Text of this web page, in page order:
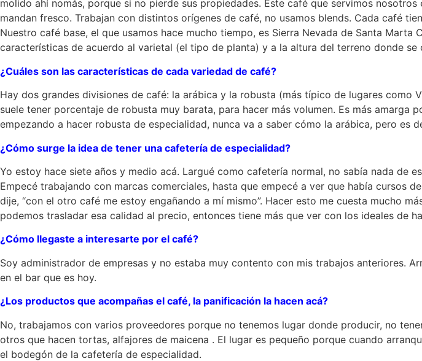
molido ahí nomás, porque si no pierde sus propiedades. Este café que servimos
mandan fresco. Trabajan con distintos orígenes de café, no usamos blends. Cada café
Nuestro café base, el que usamos hace mucho tiempo, es Sierra Nevada de Santa
características de acuerdo al varietal (el tipo de planta) y a la altura del terreno donde
¿Cuáles son las características de cada variedad de café?
Hay dos grandes divisiones de café: la arábica y la robusta (más típico de lugares como
suele tener porcentaje de robusta muy barata, para hacer más volumen. Es más
empezando a hacer robusta de especialidad, nunca va a saber cómo la arábica, pero es
¿Cómo surge la idea de tener una cafetería de especialidad?
Yo estoy hace siete años y medio acá. Largué como cafetería normal, no sabía nada de
Empecé trabajando con marcas comerciales, hasta que empecé a ver que había cursos
dije, “con el otro café me estoy engañando a mí mismo”. Hacer esto me cuesta mucho
podemos trasladar esa calidad al precio, entonces tiene más que ver con los ideales de
¿Cómo llegaste a interesarte por el café?
Soy administrador de empresas y no estaba muy contento con mis trabajos anteriores.
en el bar que es hoy.
¿Los productos que acompañas el café, la panificación la hacen acá?
No, trabajamos con varios proveedores porque no tenemos lugar donde producir, no
otros que hacen tortas, alfajores de maicena . El lugar es pequeño porque cuando
el bodegón de la cafetería de especialidad.